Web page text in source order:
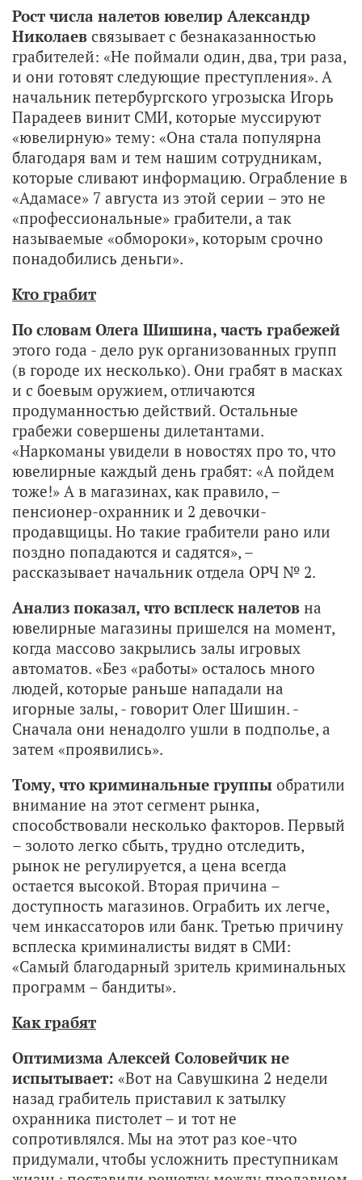
Рост числа налетов ювелир Александр
Николаев связывает с безнаказанностью
грабителей: «Не поймали один, два, три раза,
и они готовят следующие преступления». А
начальник петербургского угрозыска Игорь
Парадеев винит СМИ, которые муссируют
«ювелирную» тему: «Она стала популярна
благодаря вам и тем нашим сотрудникам,
которые сливают информацию. Ограбление в
«Адамасе» 7 августа из этой серии – это не
«профессиональные» грабители, а так
называемые «обмороки», которым срочно
понадобились деньги».
Кто грабит
По словам Олега Шишина, часть грабежей
этого года - дело рук организованных групп
(в городе их несколько). Они грабят в масках
и с боевым оружием, отличаются
продуманностью действий. Остальные
грабежи совершены дилетантами.
«Наркоманы увидели в новостях про то, что
ювелирные каждый день грабят: «А пойдем
тоже!» А в магазинах, как правило, –
пенсионер-охранник и 2 девочки-
продавщицы. Но такие грабители рано или
поздно попадаются и садятся», –
рассказывает начальник отдела ОРЧ № 2.
Анализ показал, что всплеск налетов на
ювелирные магазины пришелся на момент,
когда массово закрылись залы игровых
автоматов. «Без «работы» осталось много
людей, которые раньше нападали на
игорные залы, - говорит Олег Шишин. -
Сначала они ненадолго ушли в подполье, а
затем «проявились».
Тому, что криминальные группы обратили
внимание на этот сегмент рынка,
способствовали несколько факторов. Первый
– золото легко сбыть, трудно отследить,
рынок не регулируется, а цена всегда
остается высокой. Вторая причина –
доступность магазинов. Ограбить их легче,
чем инкассаторов или банк. Третью причину
всплеска криминалисты видят в СМИ:
«Самый благодарный зритель криминальных
программ – бандиты».
Как грабят
Оптимизма Алексей Соловейчик не
испытывает: «Вот на Савушкина 2 недели
назад грабитель приставил к затылку
охранника пистолет – и тот не
сопротивлялся. Мы на этот раз кое-что
придумали, чтобы усложнить преступникам